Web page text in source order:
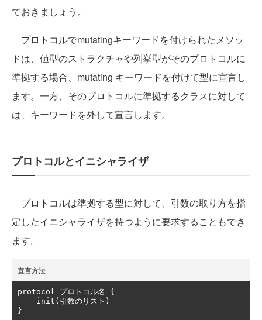
ておきましょう。
プロトコルでmutatingキーワードを付けられたメソッ
ドは、値型のストラクチャや列挙型がそのプロトコルに
準拠する場合、mutating キーワードを付けて型に宣言し
ます。一方、そのプロトコルに準拠するクラスに対して
は、キーワードを外して宣言します。
プロトコルとイニシャライザ
プロトコルは準拠する型に対して、引数の取り方を指
定したイニシャライザを持つように要求することもでき
ます。
宣言方法
protocol プロトコル名
{
    init
(引数のリスト)
}